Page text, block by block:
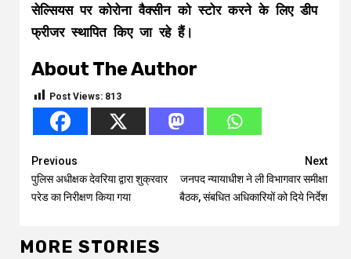
सेल्सियस पर कोरोना वैक्सीन को स्टोर करने के लिए डीप
फ्रीजर स्थापित किए जा रहे हैं।
About The Author
Post Views: 813
Continue
Reading
Previous
पुलिस अधीक्षक देवरिया द्वारा शुक्रवार
परेड का निरीक्षण किया गया
Next
जनपद न्यायाधीश ने ली विभागवार समीक्षा
बैठक, संबधित अधिकारियों को दिये निर्देश
MORE STORIES